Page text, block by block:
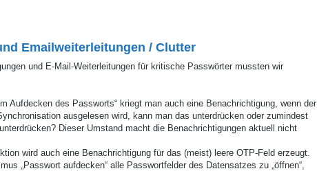
Emailweiterleitungen / Clutter
und E-Mail-Weiterleitungen für kritische Passwörter mussten wir
Aufdecken des Passworts“ kriegt man auch eine Benachrichtigung, wenn der
ausgelesen wird, kann man das unterdrücken oder zumindest
Dieser Umstand macht die Benachrichtigungen aktuell nicht
wird auch eine Benachrichtigung für das (meist) leere OTP-Feld erzeugt.
„Passwort aufdecken“ alle Passwortfelder des Datensatzes zu „öffnen“,